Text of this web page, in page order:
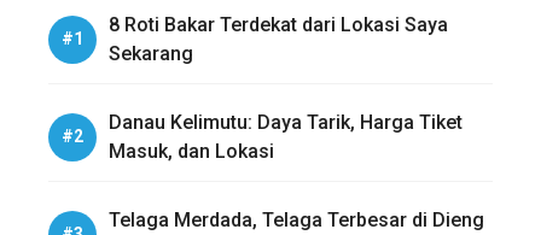
8 Roti Bakar Terdekat dari Lokasi Saya
Sekarang
Danau Kelimutu: Daya Tarik, Harga Tiket
Masuk, dan Lokasi
Telaga Merdada, Telaga Terbesar di Dieng